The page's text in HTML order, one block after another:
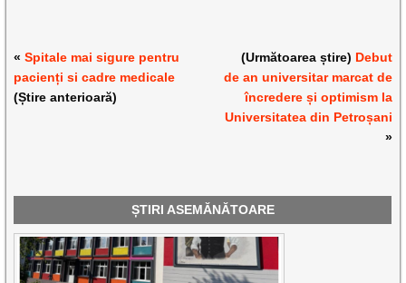
«Spitale mai sigure pentru
pacienți si cadre medicale
(Știre anterioară)
(Următoarea știre) Debut
de an universitar marcat de
încredere și optimism la
Universitatea din Petroșani
»
ȘTIRI ASEMĂNĂTOARE